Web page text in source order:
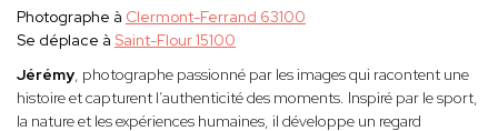
Photographe à Clermont-Ferrand 63100
Se déplace à Saint-Flour 15100
Jérémy, photographe passionné par les images qui racontent une
histoire et capturent l’authenticité des moments. Inspiré par le sport,
la nature et les expériences humaines, il développe un regard